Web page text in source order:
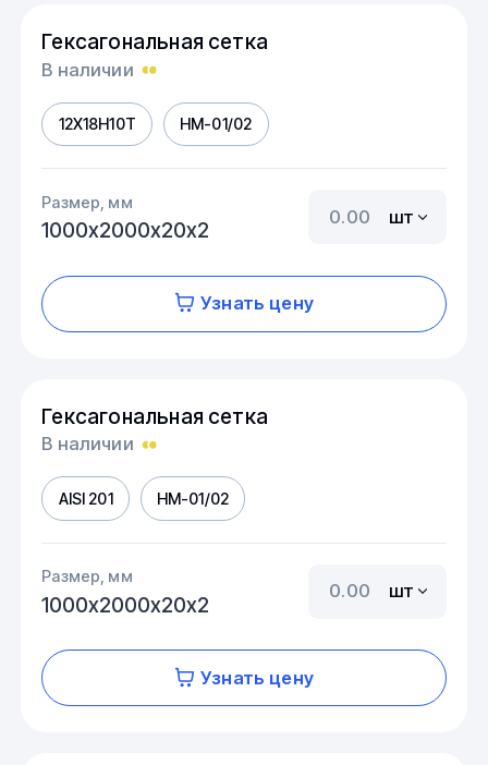
Гексагональная сетка
В наличии
12Х18Н10Т HM-01/02
Размер, мм
1000х2000х20х2
шт
Узнать цену
Гексагональная сетка
В наличии
AISI 201 HM-01/02
Размер, мм
1000х2000х20х2
шт
Узнать цену